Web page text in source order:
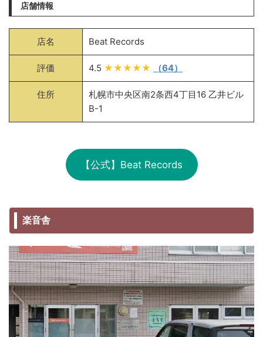
店舗情報
店名 Beat Records
評価 4.5 ★★★★★ （64）
住所
札幌市中央区南2条西4丁目16 乙井ビル
B-1
【公式】Beat Records
楽音舎